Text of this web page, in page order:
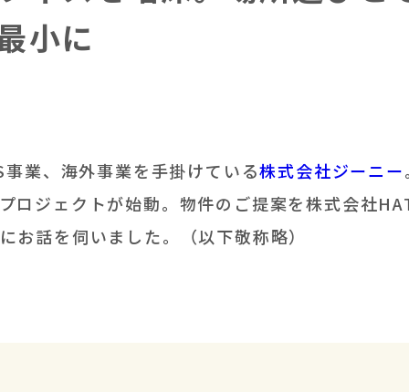
小に
業、海外事業を手掛けている株式会社ジーニー
ロジェクトが始動。物件のご提案を株式会社
話を伺いました。（以下敬称略）